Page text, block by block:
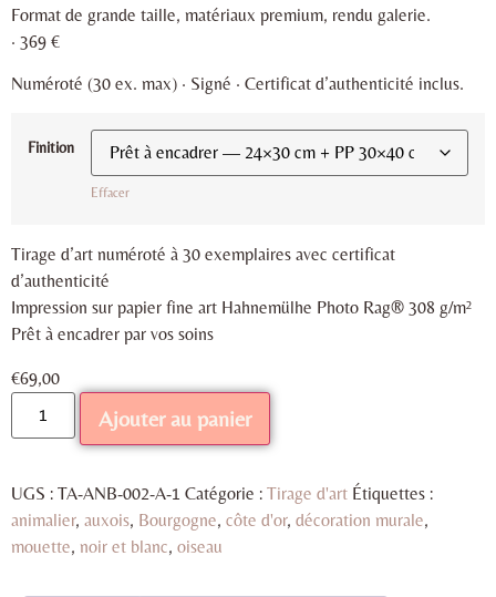
Format de grande taille, matériaux premium, rendu galerie.
· 369 €
Numéroté (30 ex. max) · Signé · Certificat d’authenticité inclus.
Finition
Effacer
Tirage d’art numéroté à 30 exemplaires avec certificat
d’authenticité
Impression sur papier fine art Hahnemülhe Photo Rag® 308 g/m²
Prêt à encadrer par vos soins
€69,00
Ajouter au panier
UGS : TA-ANB-002-A-1 Catégorie : Tirage d'art Étiquettes :
animalier, auxois, Bourgogne, côte d'or, décoration murale,
mouette, noir et blanc, oiseau